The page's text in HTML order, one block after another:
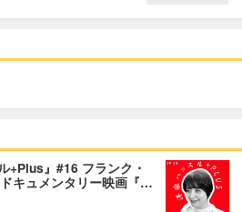
+Plus』#16 フランク・
キュメンタリー映画『…